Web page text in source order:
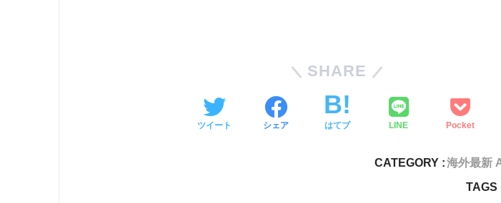
SHARE
ツイート シェア はてブ LINE Pocket
CATEGORY :海外最新
TAGS